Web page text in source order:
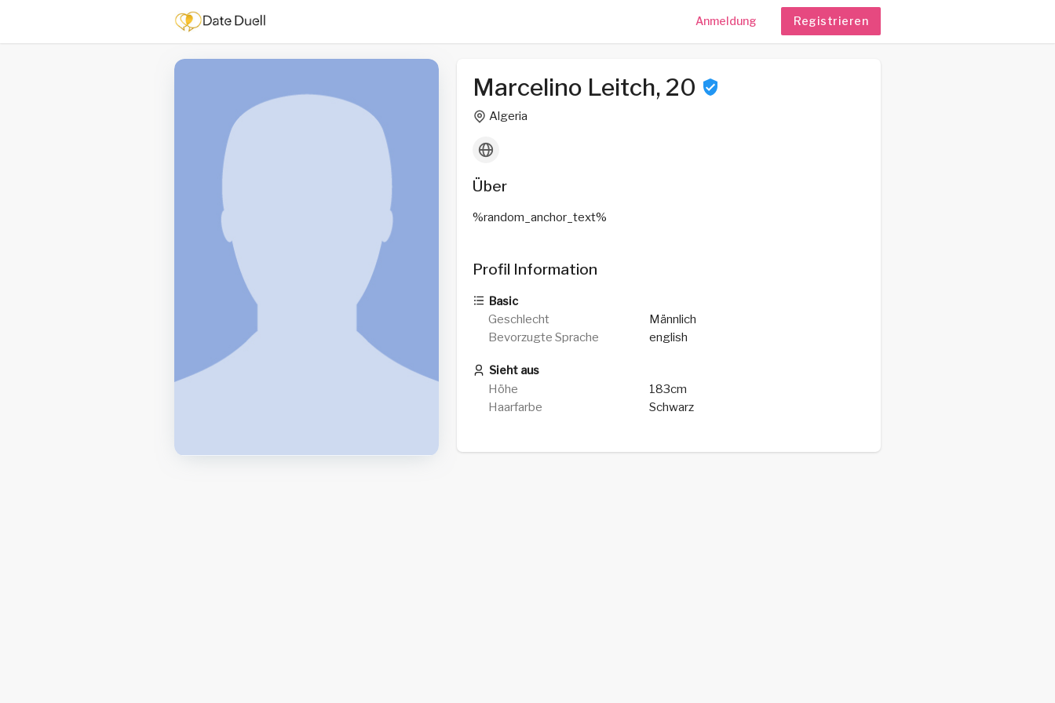
Anmeldung Registrieren
Marcelino Leitch, 20
Algeria
Über
%random_anchor_text%
Profil Information
Basic
Geschlecht
Männlich
Bevorzugte Sprache
english
Sieht aus
Höhe
183cm
Haarfarbe
Schwarz